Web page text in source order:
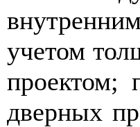
учетом
проектом;
дверных